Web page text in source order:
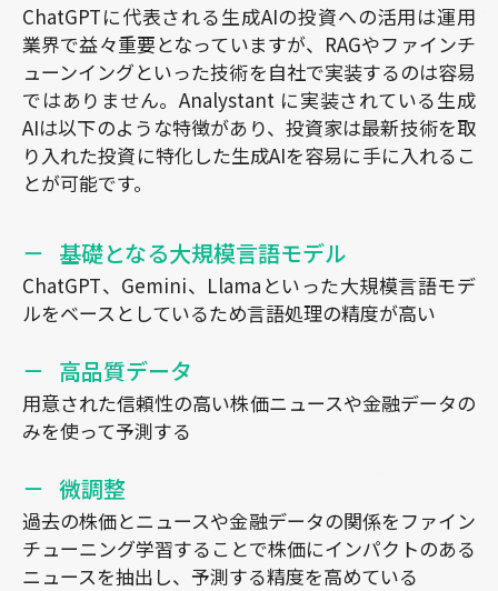
ChatGPTに代表される生成AIの投資への活用は運用
業界で益々重要となっていますが、RAGやファインチ
ューンイングといった技術を自社で実装するのは容易
ではありません。Analystant に実装されている生成
AIは以下のような特徴があり、投資家は最新技術を取
り入れた投資に特化した生成AIを容易に手に入れるこ
とが可能です。
基礎となる大規模言語モデル
ChatGPT、Gemini、Llamaといった大規模言語モデ
ルをベースとしているため言語処理の精度が高い
高品質データ
用意された信頼性の高い株価ニュースや金融データの
みを使って予測する
微調整
過去の株価とニュースや金融データの関係をファイン
チューニング学習することで株価にインパクトのある
ニュースを抽出し、予測する精度を高めている